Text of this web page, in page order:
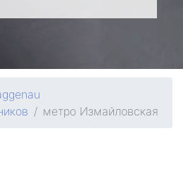
метро Измайловская